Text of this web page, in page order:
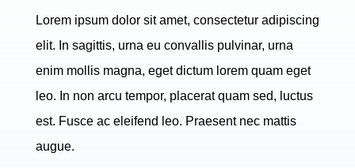
Lorem ipsum dolor sit amet, consectetur adipiscing
elit. In sagittis, urna eu convallis pulvinar, urna
enim mollis magna, eget dictum lorem quam eget
leo. In non arcu tempor, placerat quam sed, luctus
est. Fusce ac eleifend leo. Praesent nec mattis
augue.